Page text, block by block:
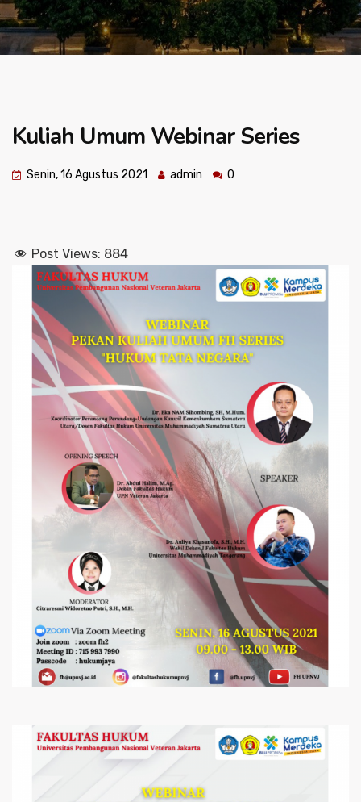
Kuliah Umum Webinar Series
Senin, 16 Agustus 2021 admin 0
Post Views: 884